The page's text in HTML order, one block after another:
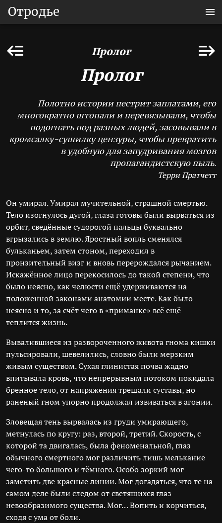
Отродье
Пролог
Пролог
Полотно истории пестрит заплатами, его
многократно штопали и перевязывали, чтобы
подогнать под разных людей, засовывали в
кромсалку-сушилку цензуры, чтобы превратить
в удобную для запудривания мозгов
пропагандистскую пыль.
Терри Пратчетт
Он умирал. Умирал мучительной, страшной смертью.
Тело изогнулось дугой, глаза готовы были вырваться из
орбит, сведённые судорогой пальцы буквально
вгрызались в землю. Яростный вопль сменялся
бульканьем, затем стоном, переходил в
пронзительный визг и вновь перерождался рычанием.
Искажённое лицо перекосилось до такой степени, что
было неясно, как челюсти ещё удерживаются на
положенной законами анатомии месте. Как было
неясно и то, за счёт чего в «приманке» всё ещё
теплится жизнь.
Вывалившиеся из развороченного живота гнома кишки
пульсировали, шевелились, словно были мерзким
живым существом. Сухая глинистая почва жадно
впитывала кровь, что непрерывным потоком покидала
бренное тело, от напряжения трещали суставы, но
раненый гном упорно продолжал извиваться в агонии.
Зловещая тень вырвалась из груди умирающего,
метнулась по кругу: раз, второй, третий. Скорость, с
которой та двигалась, была феноменальной, глаз
обычного смертного мог различить лишь мелькание
чего-то большого и тёмного. Особо зоркий мог
заметить две красные линии. Мог догадаться, что те на
самом деле были следом от светящихся глаз
невообразимого существа. Мог… Вопить и корчиться,
сходя с ума от боли.